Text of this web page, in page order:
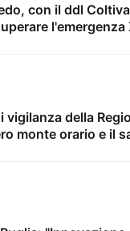
con il ddl
l'emergenza
vigilanza della
monte orario e il